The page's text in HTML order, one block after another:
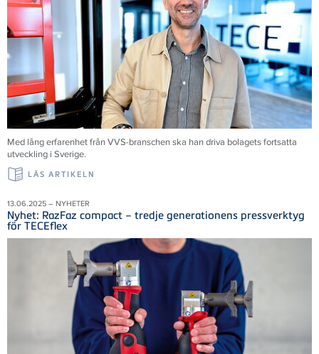
Med lång erfarenhet från VVS-branschen ska han driva bolagets fortsatta
utveckling i Sverige.
LÄS ARTIKELN
13.06.2025 – NYHETER
Nyhet: RazFaz compact – tredje generationens pressverktyg
för TECEflex